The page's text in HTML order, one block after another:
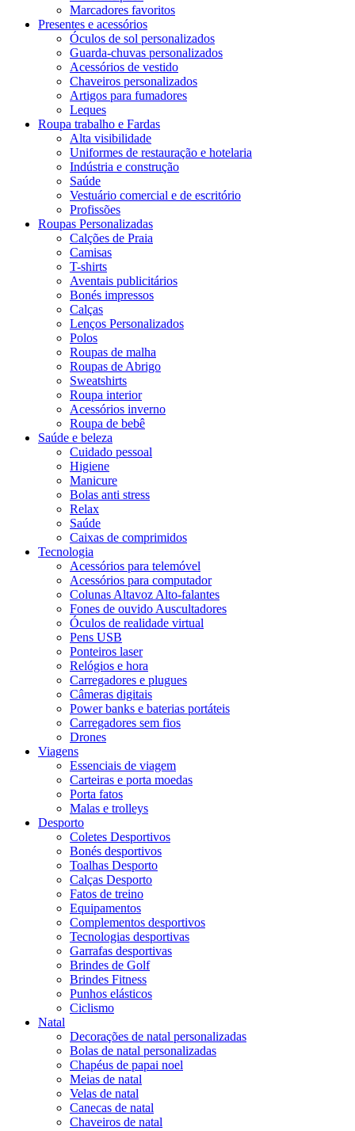
Marcadores favoritos
Presentes e acessórios
Óculos de sol personalizados
Guarda-chuvas personalizados
Acessórios de vestido
Chaveiros personalizados
Artigos para fumadores
Leques
Roupa trabalho e Fardas
Alta visibilidade
Uniformes de restauração e hotelaria
Indústria e construção
Saúde
Vestuário comercial e de escritório
Profissões
Roupas Personalizadas
Calções de Praia
Camisas
T-shirts
Aventais publicitários
Bonés impressos
Calças
Lenços Personalizados
Polos
Roupas de malha
Roupas de Abrigo
Sweatshirts
Roupa interior
Acessórios inverno
Roupa de bebê
Saúde e beleza
Cuidado pessoal
Higiene
Manicure
Bolas anti stress
Relax
Saúde
Caixas de comprimidos
Tecnologia
Acessórios para telemóvel
Acessórios para computador
Colunas Altavoz Alto-falantes
Fones de ouvido Auscultadores
Óculos de realidade virtual
Pens USB
Ponteiros laser
Relógios e hora
Carregadores e plugues
Câmeras digitais
Power banks e baterias portáteis
Carregadores sem fios
Drones
Viagens
Essenciais de viagem
Carteiras e porta moedas
Porta fatos
Malas e trolleys
Desporto
Coletes Desportivos
Bonés desportivos
Toalhas Desporto
Calças Desporto
Fatos de treino
Equipamentos
Complementos desportivos
Tecnologias desportivas
Garrafas desportivas
Brindes de Golf
Brindes Fitness
Punhos elásticos
Ciclismo
Natal
Decorações de natal personalizadas
Bolas de natal personalizadas
Chapéus de papai noel
Meias de natal
Velas de natal
Canecas de natal
Chaveiros de natal